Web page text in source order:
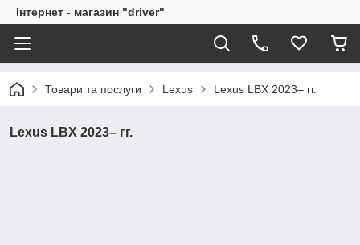
Інтернет - магазин "driver"
Товари та послуги Lexus Lexus LBX 2023– гг.
Lexus LBX 2023– гг.